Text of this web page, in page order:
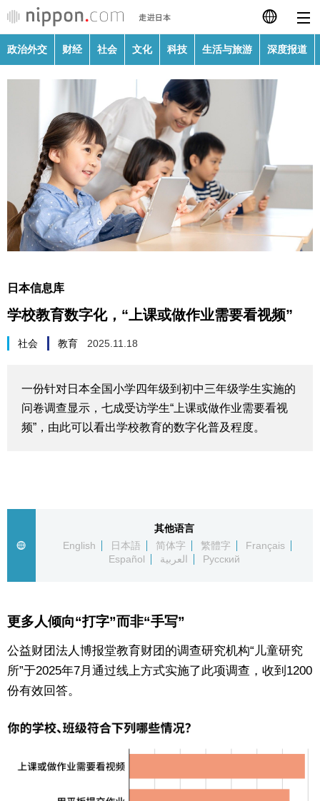
日本語
Français
Español
العربية
政治外交
财经
社会
生活与旅游
深度报道
视觉日本
日本信息库
日本一瞥
人物访谈
东京
SNS
政治外交 财经 社会 文化 科技 生活与旅游 深度报道
日本信息库
学校教育数字化，“上课或做作业需要看视频”
社会 教育 2025.11.18
一份针对日本全国小学四年级到初中三年级学生实施的
问卷调查显示，七成受访学生“上课或做作业需要看视
频”，由此可以看出学校教育的数字化普及程度。
其他语言
English
日本語 简体字 繁體字
Français
Español
العربية Русский
更多人倾向“打字”而非“手写”
公益财团法人博报堂教育财团的调查研究机构“儿童研究
所”于2025年7月通过线上方式实施了此项调查，收到1200
份有效回答。